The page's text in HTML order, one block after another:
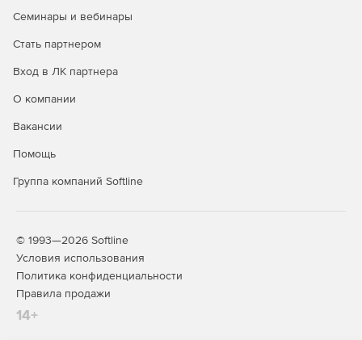
Семинары и вебинары
Стать партнером
Вход в ЛК партнера
О компании
Вакансии
Помощь
Группа компаний Softline
© 1993—2026 Softline
Условия использования
Политика конфиденциальности
Правила продажи
14+